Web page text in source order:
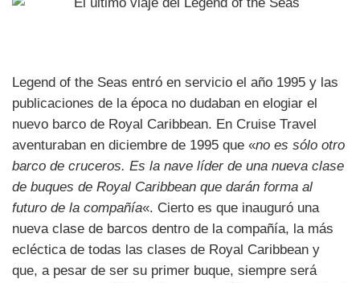
Legend of the Seas entró en servicio el año 1995 y las
publicaciones de la época no dudaban en elogiar el
nuevo barco de Royal Caribbean. En Cruise Travel
aventuraban en diciembre de 1995 que «no es sólo otro
barco de cruceros. Es la nave líder de una nueva clase
de buques de Royal Caribbean que darán forma al
futuro de la compañía«. Cierto es que inauguró una
nueva clase de barcos dentro de la compañía, la más
ecléctica de todas las clases de Royal Caribbean y
que, a pesar de ser su primer buque, siempre será